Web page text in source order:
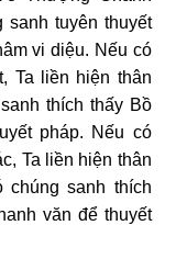
tuyên thuyết
vi diệu. Nếu có
Ta liền hiện thân
thích thấy Bồ
pháp. Nếu có
Ta liền hiện thân
chúngsanh thích
văn để thuyết